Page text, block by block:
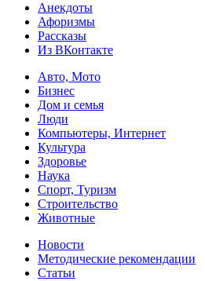
Анекдоты
Афоризмы
Рассказы
Из ВКонтакте
Авто, Мото
Бизнес
Дом и семья
Люди
Компьютеры, Интернет
Культура
Здоровье
Наука
Спорт, Туризм
Строительство
Животные
Новости
Методические рекомендации
Статьи